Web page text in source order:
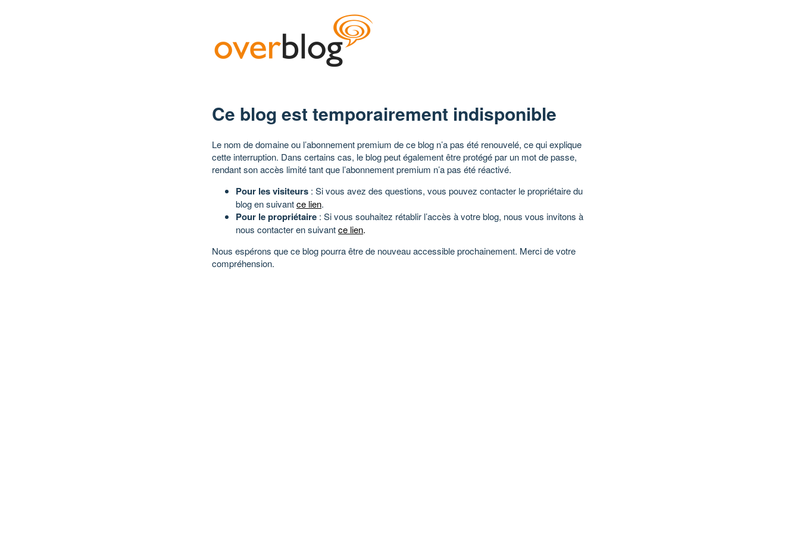
Ce blog est temporairement indisponible
Le nom de domaine ou l’abonnement premium de ce blog n’a pas été renouvelé, ce qui explique
cette interruption. Dans certains cas, le blog peut également être protégé par un mot de passe,
rendant son accès limité tant que l’abonnement premium n’a pas été réactivé.
Pour les visiteurs : Si vous avez des questions, vous pouvez contacter le propriétaire du
blog en suivantce lien.
Pour le propriétaire : Si vous souhaitez rétablir l’accès à votre blog, nous vous invitons à
nous contacter en suivantce lien.
Nous espérons que ce blog pourra être de nouveau accessible prochainement. Merci de votre
compréhension.